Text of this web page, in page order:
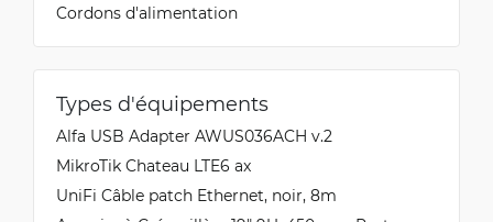
Cordons d'alimentation
Types d'équipements
Alfa USB Adapter AWUS036ACH v.2
MikroTik Chateau LTE6 ax
UniFi Câble patch Ethernet, noir, 8m